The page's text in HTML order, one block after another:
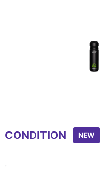
CONDITION NEW